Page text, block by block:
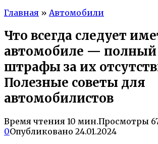
Главная » Автомобили
Что всегда следует
автомобиле — полный
штрафы за их
Полезные советы для
автомобилистов
Время чтения 10 мин.Просмотры
0Опубликовано 24.01.2024